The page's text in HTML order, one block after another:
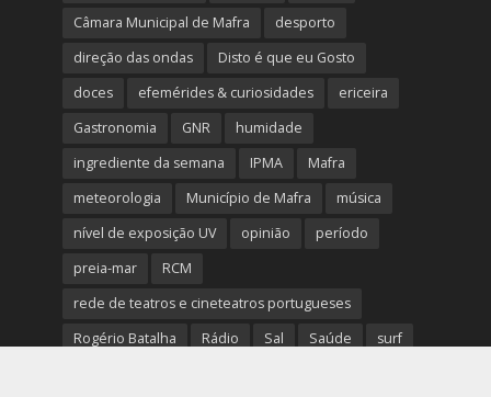
Câmara Municipal de Mafra
desporto
direção das ondas
Disto é que eu Gosto
doces
efemérides & curiosidades
ericeira
Gastronomia
GNR
humidade
ingrediente da semana
IPMA
Mafra
meteorologia
Município de Mafra
música
nível de exposição UV
opinião
período
preia-mar
RCM
rede de teatros e cineteatros portugueses
Rogério Batalha
Rádio Sal Saúde
surf